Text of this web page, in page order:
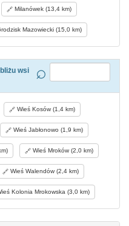
Milanówek (13,4 km)
Mazowiecki (15,0 km)
wsi
Wieś Kosów (1,4 km)
Wieś Jabłonowo (1,9 km)
Wieś Mroków (2,0 km)
Wieś Walendów (2,4 km)
Kolonia Mrokowska (3,0 km)